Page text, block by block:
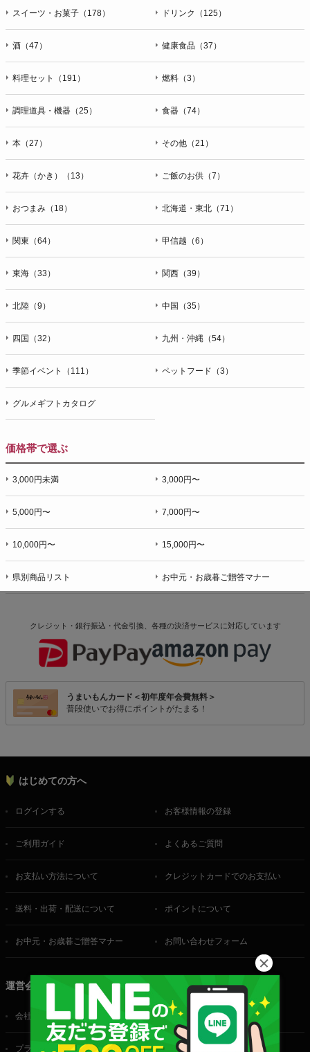
スイーツ・お菓子（178） ドリンク（125）
酒（47） 健康食品（37）
料理セット（191） 燃料（3）
調理道具・機器（25） 食器（74）
本（27） その他（21）
花卉（かき）（13） ご飯のお供（7）
おつまみ（18） 北海道・東北（71）
関東（64） 甲信越（6）
東海（33） 関西（39）
北陸（9） 中国（35）
四国（32） 九州・沖縄（54）
季節イベント（111） ペットフード（3）
グルメギフトカタログ
価格帯で選ぶ
3,000円未満 3,000円〜
5,000円〜 7,000円〜
10,000円〜 15,000円〜
県別商品リスト お中元・お歳暮ご贈答マナー
クレジット・銀行振込・代金引換、各種の決済サービスに対応しています
うまいもんカード＜初年度年会費無料＞
普段使いでお得にポイントがたまる！
はじめての方へ
ログインする お客様情報の登録
ご利用ガイド よくあるご質問
お支払い方法について クレジットカードでのお支払い
送料・出荷・配送について ポイントについて
お中元・お歳暮ご贈答マナー お問い合わせフォーム
運営会社
会社概要 ご利用規約
プライバシーポリシー 特定商取引法に基づく表記